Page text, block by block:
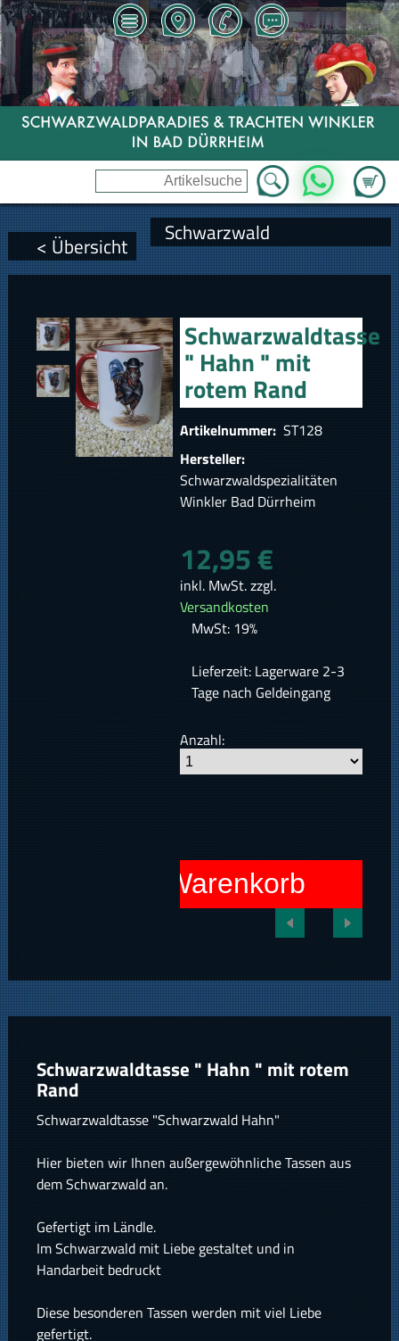
Zum
WhatsApp
< Übersicht Schwarzwald
Schwarzwaldtasse
" Hahn " mit
rotem Rand
Artikelnummer: ST128
Hersteller:
Schwarzwaldspezialitäten
Winkler Bad Dürrheim
12,95 €
inkl. MwSt. zzgl.
Versandkosten
MwSt: 19%
Lieferzeit: Lagerware 2-3
Tage nach Geldeingang
Anzahl:
In den Warenkorb
Schwarzwaldtasse " Hahn " mit rotem
Rand
Schwarzwaldtasse "Schwarzwald Hahn"
Hier bieten wir Ihnen außergewöhnliche Tassen aus
dem Schwarzwald an.
Gefertigt im Ländle.
Im Schwarzwald mit Liebe gestaltet und in
Handarbeit bedruckt
Diese besonderen Tassen werden mit viel Liebe
gefertigt.